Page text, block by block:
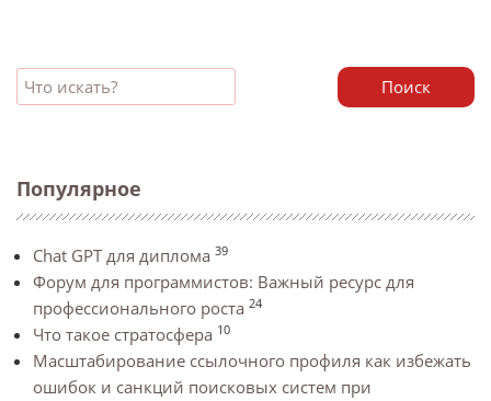
Поиск
Популярное
Chat GPT для диплома 39
Форум для программистов: Важный ресурс для
профессионального роста 24
Что такое стратосфера 10
Масштабирование ссылочного профиля как избежать
ошибок и санкций поисковых систем при